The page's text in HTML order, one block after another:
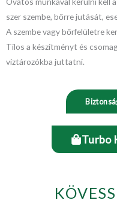
szer szembe, bőrre jutását,
A szembe vagy bőrfelületre
Tilos a készítményt és
víztározókba juttatni.
Turbo